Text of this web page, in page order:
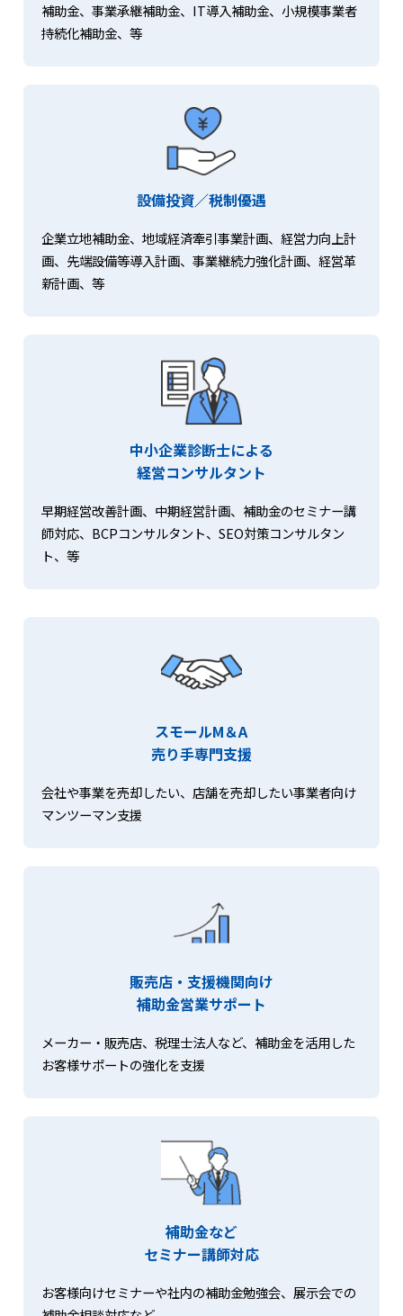
補助金、事業承継補助金、IT導入補助金、小規模事業者
持続化補助金、等
設備投資／税制優遇
企業立地補助金、地域経済牽引事業計画、経営力向上計
画、先端設備等導入計画、事業継続力強化計画、経営革
新計画、等
中小企業診断士による
経営コンサルタント
早期経営改善計画、中期経営計画、補助金のセミナー講
師対応、BCPコンサルタント、SEO対策コンサルタン
ト、等
スモールM＆A
売り手専門支援
会社や事業を売却したい、店舗を売却したい事業者向け
マンツーマン支援
販売店・支援機関向け
補助金営業サポート
メーカー・販売店、税理士法人など、補助金を活用した
お客様サポートの強化を支援
補助金など
セミナー講師対応
お客様向けセミナーや社内の補助金勉強会、展示会での